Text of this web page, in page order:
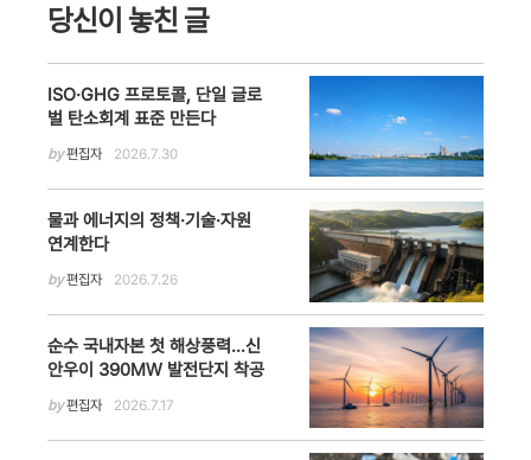
당신이 놓친 글
ISO·GHG 프로토콜, 단일 글로
벌 탄소회계 표준 만든다
by편집자 2026.7.30
물과 에너지의 정책·기술·자원
연계한다
by편집자 2026.7.26
순수 국내자본 첫 해상풍력…신
안우이 390MW 발전단지 착공
by편집자 2026.7.17